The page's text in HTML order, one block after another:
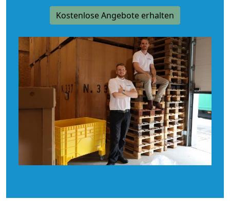
Kostenlose Angebote erhalten